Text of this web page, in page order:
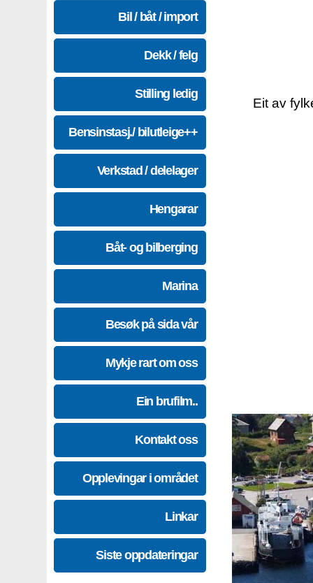
Bil / båt / import
Dekk / felg
Stilling ledig
Bensinstasj./ bilutleige++
Verkstad / delelager
Hengarar
Båt- og bilberging
Marina
Besøk på sida vår
Mykje rart om oss
Ein brufilm..
Kontakt oss
Opplevingar i området
Linkar
Siste oppdateringar
Eit av